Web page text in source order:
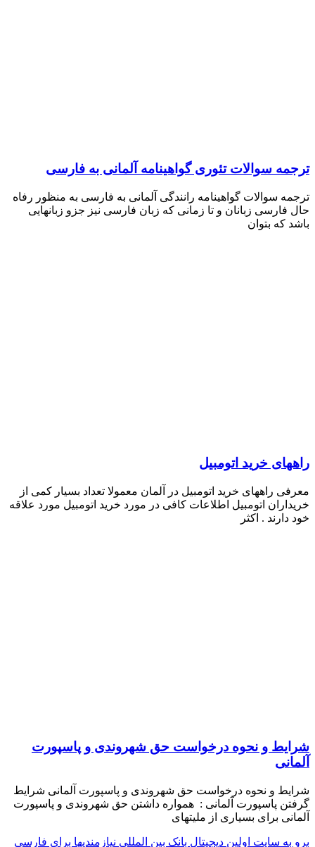
ترجمه سوالات تئوری گواهینامه آلمانی به فارسی
ترجمه سوالات گواهینامه رانندگی آلمانی به فارسی به منظور رفاه
حال فارسی زبانان و تا زمانی که زبان فارسی نیز جزو زبانهایی
باشد که بتوان
راههای خرید اتومبیل
معرفی راههای خرید اتومبیل در آلمان معمولا تعداد بسیار کمی از
خریداران اتومبیل اطلاعات کافی در مورد خرید اتومبیل مورد علاقه
خود دارند . اکثر
شرایط و نحوه درخواست حق شهروندی و پاسپورت
آلمانی
شرایط و نحوه درخواست حق شهروندی و پاسپورت آلمانی شرایط
گرفتن پاسپورت آلمانی : همواره داشتن حق شهروندی و پاسپورت
آلمانی برای بسیاری از ملیتهای
برو به سایت اولین دیجیتال بانک بین المللی نیازمندیها برای فارسی